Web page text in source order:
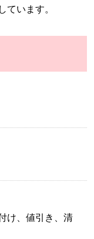
います。
け、値引き、清